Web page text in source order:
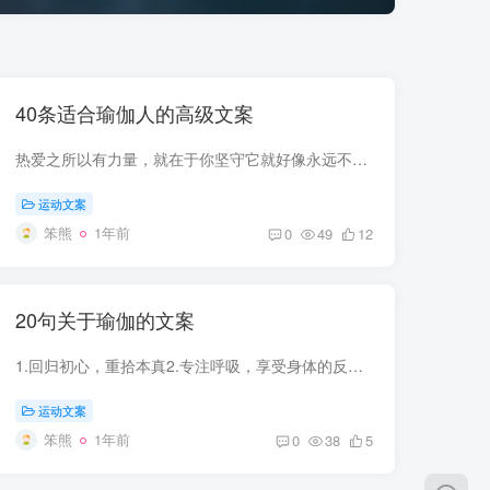
40条适合瑜伽人的高级文案
热爱之所以有力量，就在于你坚守它就好像永远不必去焦虑它的结果，专注你的内心，向自己皈依勿依赖他人，一切皆无常将自己安住其中，勇猛精进超过45天没有运动肺耐力至少下降38%肌肉力量至少下...
运动文案
笨熊 1年前 0 49 12
20句关于瑜伽的文案
1.回归初心，重拾本真2.专注呼吸，享受身体的反应3.瑜伽美好到让身体遗忘时光4.芙蓉不及美人姿5.瑜伽，身体与心灵的和谐统一6.瑜伽，一旦开始，往后，瑜，生都是你7.专注内心，不纠缠过去，也不...
运动文案
笨熊 1年前 0 38 5